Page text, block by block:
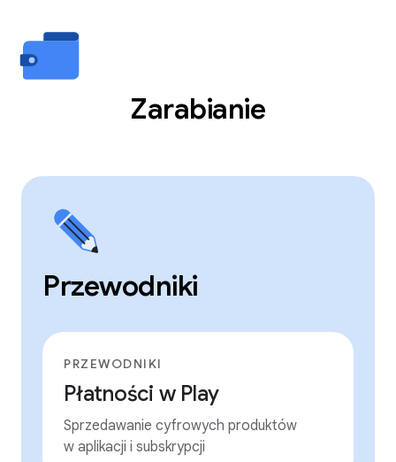
Zarabianie
Przewodniki
PRZEWODNIKI
Płatności w Play
Sprzedawanie cyfrowych produktów
w aplikacji i subskrypcji